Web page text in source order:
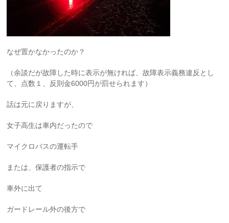
なぜ置かなかったのか？
（余談だが故障した時に表示が無ければ、故障表示義務違反とし
て、点数１、反則金6000円が罰せられます）
話は元に戻りますが、
女子高生は車内だったので
マイクロバスの運転手
または、保護者の指示で
車外に出て
ガードレール外の後方で